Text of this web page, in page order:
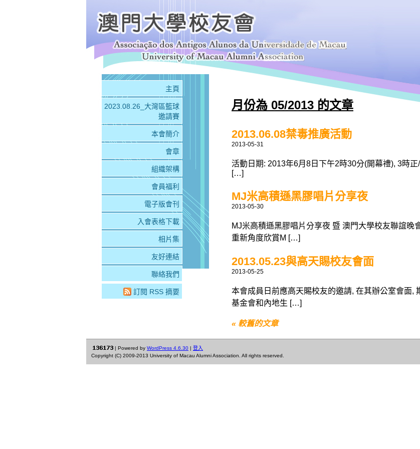
月份為 05/2013 的文章
2013.06.08禁毒推廣活動
2013-05-31
活動日期: 2013年6月8日下午2時30分(開幕禮), 3時
[…]
MJ米高積遜黑膠唱片分享夜
2013-05-30
MJ米高積遜黑膠唱片分享夜 暨 澳門大學校友聯誼
重新角度欣賞M […]
2013.05.23與高天賜校友會面
2013-05-25
本會成員日前應高天賜校友的邀請, 在其辦公室會面,
基金會和內地生 […]
« 較舊的文章
主頁
2023.08.26_大灣區籃球
邀請賽
本會簡介
會章
組織架構
會員福利
電子版會刊
入會表格下載
相片集
友好連結
聯絡我們
訂閱 RSS 摘要
| Powered by WordPress 4.6.30
登入
Copyright (C) 2009-2013 University of Macau Alumni Association. All rights reserved.